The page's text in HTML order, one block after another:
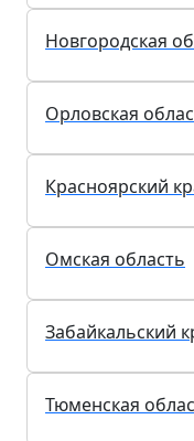
Новгородская
Орловская
Красноярский
Омская область
Забайкальский
Тюменская